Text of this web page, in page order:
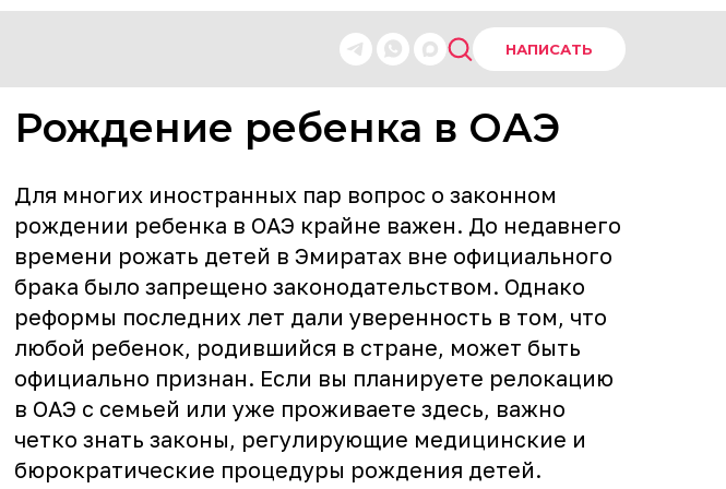
НАПИСАТЬ
Рождение ребенка в ОАЭ
Для многих иностранных пар вопрос о законном
рождении ребенка в ОАЭ крайне важен. До недавнего
времени рожать детей в Эмиратах вне официального
брака было запрещено законодательством. Однако
реформы последних лет дали уверенность в том, что
любой ребенок, родившийся в стране, может быть
официально признан. Если вы планируете релокацию
в ОАЭ с семьей или уже проживаете здесь, важно
четко знать законы, регулирующие медицинские и
бюрократические процедуры рождения детей.